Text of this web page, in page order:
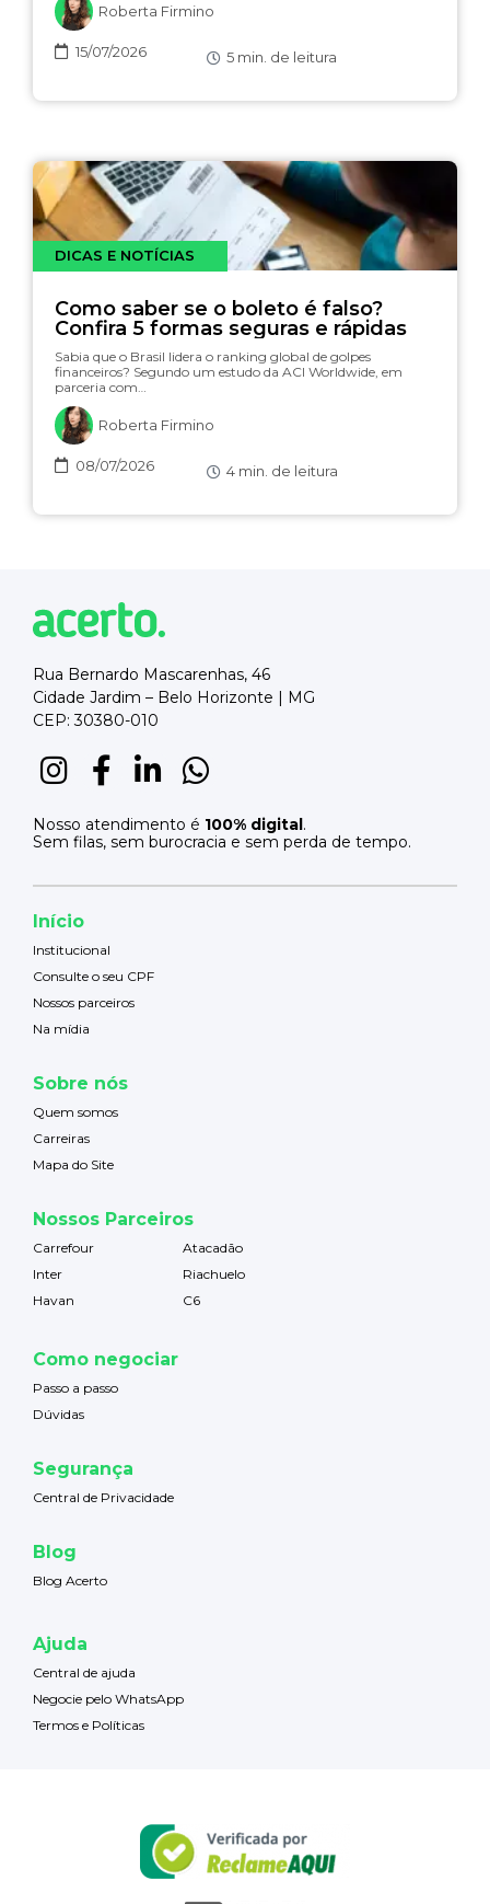
Roberta Firmino
15/07/2026 5 min. de leitura
DICAS E NOTÍCIAS
Como saber se o boleto é falso?
Confira 5 formas seguras e rápidas
Sabia que o Brasil lidera o ranking global de golpes
financeiros? Segundo um estudo da ACI Worldwide, em
parceria com…
Roberta Firmino
08/07/2026 4 min. de leitura
Rua Bernardo Mascarenhas, 46
Cidade Jardim – Belo Horizonte | MG
CEP: 30380-010
Nosso atendimento é 100% digital .
Sem filas, sem burocracia e sem perda de tempo.
Início
Institucional
Consulte o seu CPF
Nossos parceiros
Na mídia
Sobre nós
Quem somos
Carreiras
Mapa do Site
Nossos Parceiros
Carrefour
Atacadão
Inter
Riachuelo
Havan
C6
Como negociar
Passo a passo
Dúvidas
Segurança
Central de Privacidade
Blog
Blog Acerto
Ajuda
Central de ajuda
Negocie pelo WhatsApp
Termos e Políticas